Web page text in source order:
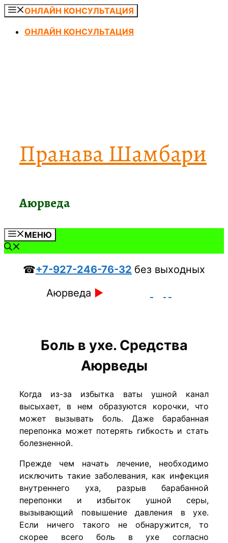
Перейти
содержимому
ОНЛАЙН КОНСУЛЬТАЦИЯ
ОНЛАЙН КОНСУЛЬТАЦИЯ
Пранава Шамбари
Аюрведа
МЕНЮ
☎+7-927-246-76-32 без выходных
Аюрведа ►
Боль в ухе. Средства
Аюрведы
Когда из-за избытка ваты ушной канал
высыхает, в нем образуются корочки, что
может вызывать боль. Даже барабанная
перепонка может потерять гибкость и стать
болезненной.
Прежде чем начать лечение, необходимо
исключить такие заболевания, как инфекция
внутреннего уха, разрыв барабанной
перепонки и избыток ушной серы,
вызывающий повышение давления в ухе.
Если ничего такого не обнаружится, то
скорее всего боль в ухе согласно